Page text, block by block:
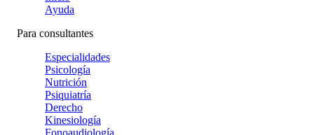
Ayuda
Para consultantes
Especialidades
Psicología
Nutrición
Psiquiatría
Derecho
Kinesiología
Fonoaudiología